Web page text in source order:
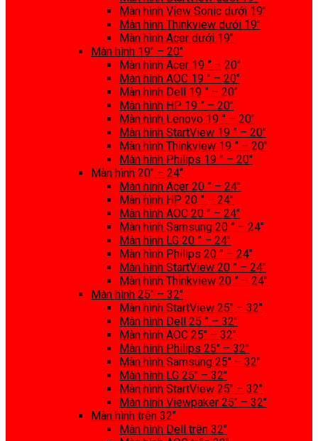
Màn hình View Sonic dưới 19″
Màn hình Thinkview dưới 19″
Màn hình Acer dưới 19″
Màn hình 19″ – 20″
Màn hình Acer 19 ” – 20″
Màn hình AOC 19 ” – 20″
Màn hình Dell 19 ” – 20″
Màn hình HP 19 ” – 20″
Màn hình Lenovo 19 ” – 20″
Màn hình StartView 19 ” – 20″
Màn hình Thinkview 19 ” – 20″
Màn hình Philips 19 ” – 20″
Màn hình 20″ – 24″
Màn hình Acer 20 ” – 24″
Màn hình HP 20 ” – 24″
Màn hình AOC 20 ” – 24″
Màn hình Samsung 20 ” – 24″
Màn hình LG 20 ” – 24″
Màn hình Philips 20 ” – 24″
Màn hình StartView 20 ” – 24″
Màn hình Thinkview 20 ” – 24″
Màn hình 25″ – 32″
Màn hình StartView 25″ – 32″
Màn hình Dell 25 ” – 32″
Màn hình AOC 25″ – 32″
Màn hình Philips 25″ – 32″
Màn hình Samsung 25″ – 32″
Màn hình LG 25″ – 32″
Màn hình StartView 25″ – 32″
Màn hình Viewpaker 25″ – 32″
Màn hình trên 32″
Màn hình Dell trên 32″